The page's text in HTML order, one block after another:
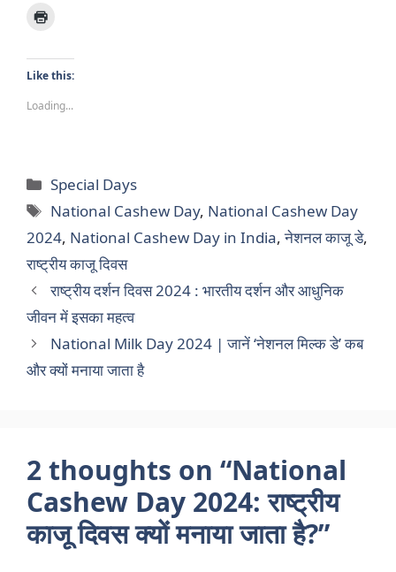
Like this:
Loading...
Categories
Special Days
Tags
National Cashew Day, National Cashew Day
2024, National Cashew Day in India,नेशनल काजू डे,
राष्ट्रीय काजू दिवस
राष्ट्रीय दर्शन दिवस 2024 : भारतीय दर्शन और आधुनिक
जीवन में इसका महत्व
National Milk Day 2024 | जानें ‘नेशनल मिल्क डे’ कब
और क्यों मनाया जाता है
2 thoughts on “National
Cashew Day 2024: राष्ट्रीय
काजू दिवस क्यों मनाया जाता है?”